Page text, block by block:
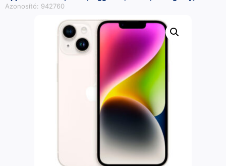
Azonosító: 942760